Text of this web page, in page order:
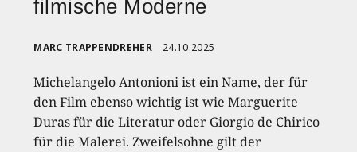
filmische Moderne
MARC TRAPPENDREHER 24.10.2025
Michelangelo Antonioni ist ein Name, der für
den Film ebenso wichtig ist wie Marguerite
Duras für die Literatur oder Giorgio de Chirico
für die Malerei. Zweifelsohne gilt der